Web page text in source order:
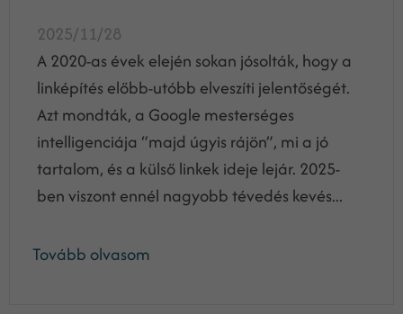
2025/11/28
A 2020-as évek elején sokan jósolták, hogy a
linképítés előbb-utóbb elveszíti jelentőségét.
Azt mondták, a Google mesterséges
intelligenciája “majd úgyis rájön”, mi a jó
tartalom, és a külső linkek ideje lejár. 2025-
ben viszont ennél nagyobb tévedés kevés...
Tovább olvasom